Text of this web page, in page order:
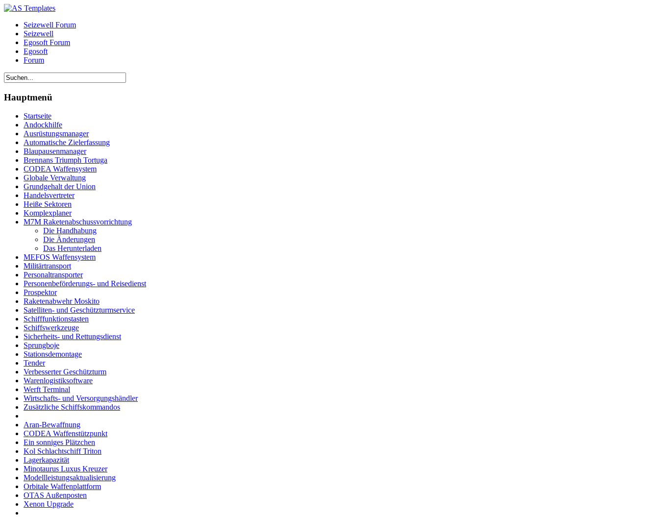
Seizewell Forum
Seizewell
Egosoft Forum
Egosoft
Forum
Hauptmenü
Startseite
Andockhilfe
Ausrüstungsmanager
Automatische Zielerfassung
Blaupausenmanager
Brennans Triumph Tortuga
CODEA Waffensystem
Globale Verwaltung
Grundgehalt der Union
Handelsvertreter
Heiße Sektoren
Komplexplaner
M7M Raketenabschussvorrichtung
Die Handhabung
Die Änderungen
Das Herunterladen
MEFOS Waffensystem
Militärtransport
Personaltransporter
Personenbeförderungs- und Reisedienst
Prospektor
Raketenabwehr Moskito
Satelliten- und Geschützturmservice
Schifffunktionstasten
Schiffswerkzeuge
Sicherheits- und Rettungsdienst
Sprungboje
Stationsdemontage
Tender
Verbesserter Geschützturm
Warenlogistiksoftware
Werft Terminal
Wirtschafts- und Versorgungshändler
Zusätzliche Schiffskommandos
Aran-Bewaffnung
CODEA Waffenstützpunkt
Ein sonniges Plätzchen
Kol Schlachtschiff Triton
Lagerkapazität
Minotaurus Luxus Kreuzer
Modellleistungsaktualisierung
Orbitale Waffenplattform
OTAS Außenposten
Xenon Upgrade